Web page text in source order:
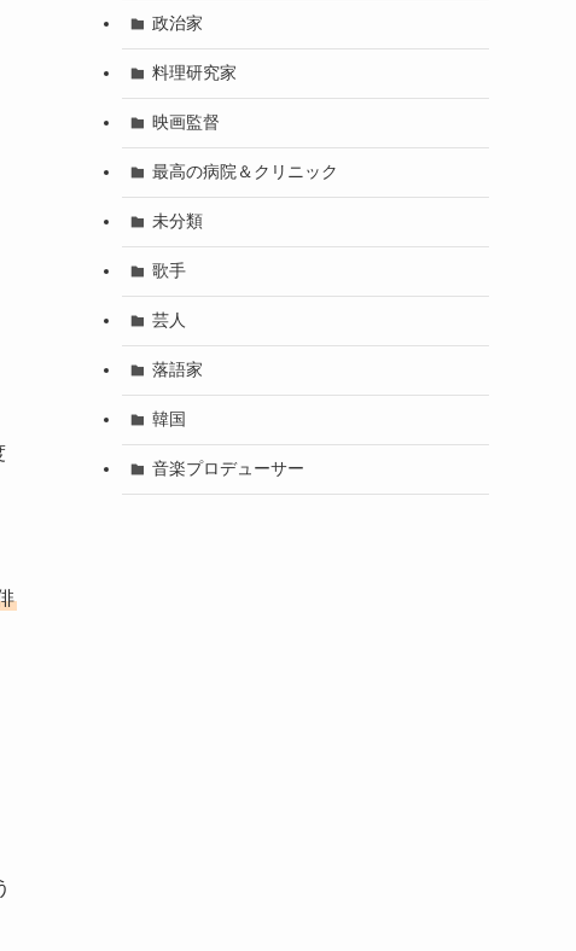
政治家
料理研究家
映画監督
最高の病院＆クリニック
未分類
歌手
芸人
落語家
韓国
音楽プロデューサー